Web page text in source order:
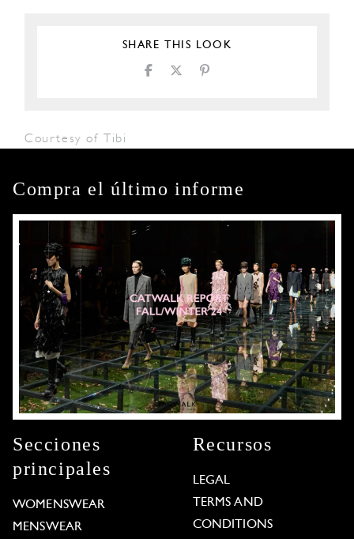
SHARE THIS LOOK
Courtesy of Tibi
Compra el último informe
Secciones
principales
WOMENSWEAR
MENSWEAR
Recursos
LEGAL
TERMS AND
CONDITIONS